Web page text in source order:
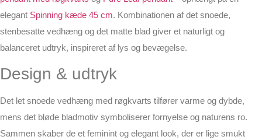
elegant Spinning kæde 45 cm. Kombinationen af det snoede,
stenbesatte vedhæng og det matte blad giver et naturligt og
balanceret udtryk, inspireret af lys og bevægelse.
Design & udtryk
Det let snoede vedhæng med røgkvarts tilfører varme og dybde,
mens det bløde bladmotiv symboliserer fornyelse og naturens ro.
Sammen skaber de et feminint og elegant look, der er lige smukt